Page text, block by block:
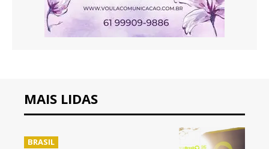
MAIS LIDAS
BRASIL